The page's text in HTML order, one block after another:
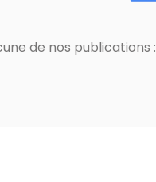
de nos publications :